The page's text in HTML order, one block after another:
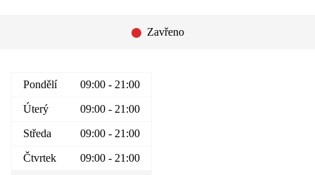
Zavřeno
Pondělí 09:00 - 21:00
Úterý 09:00 - 21:00
Středa 09:00 - 21:00
Čtvrtek 09:00 - 21:00